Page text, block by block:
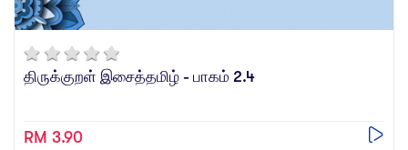
திருக்குறள் இசைத்தமிழ் - பாகம் 2.4
RM 3.90